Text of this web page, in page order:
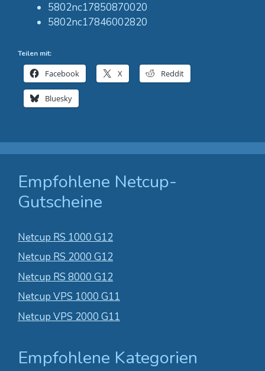
5802nc17850870020
5802nc17846002820
Teilen mit:
Facebook X Reddit
Bluesky
Empfohlene Netcup-
Gutscheine
Netcup RS 1000 G12
Netcup RS 2000 G12
Netcup RS 8000 G12
Netcup VPS 1000 G11
Netcup VPS 2000 G11
Empfohlene Kategorien